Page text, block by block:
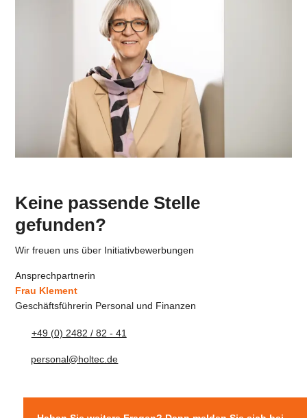
Keine passende Stelle
gefunden?
Wir freuen uns über Initiativbewerbungen
Ansprechpartnerin
Frau Klement
Geschäftsführerin Personal und Finanzen
+49 (0) 2482 / 82 - 41
personal@holtec.de